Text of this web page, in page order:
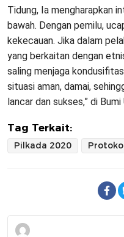
Tidung, Ia mengharapkan
bawah. Dengan pemilu,
kekecauan. Jika dalam
yang berkaitan dengan
saling menjaga
situasi aman, damai,
lancar dan sukses,” di
Tag Terkait:
Pilkada 2020